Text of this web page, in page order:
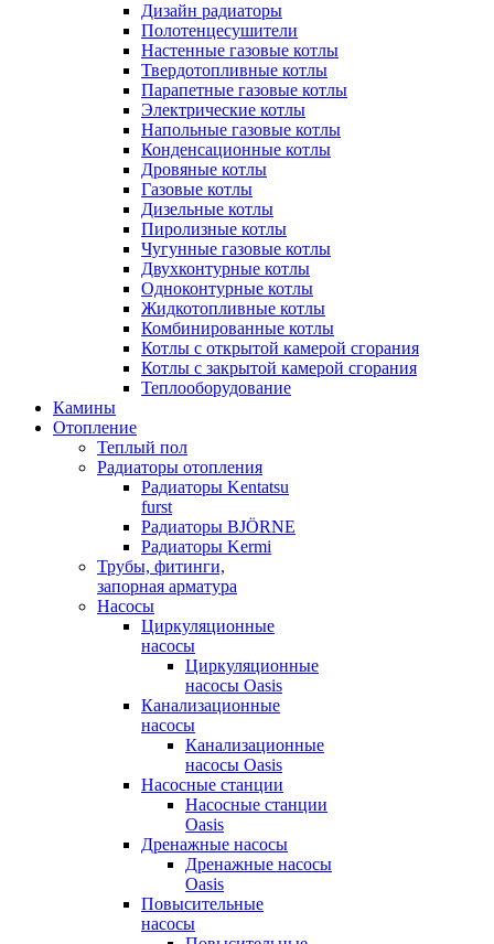
Дизайн радиаторы
Полотенцесушители
Настенные газовые котлы
Твердотопливные котлы
Парапетные газовые котлы
Электрические котлы
Напольные газовые котлы
Конденсационные котлы
Дровяные котлы
Газовые котлы
Дизельные котлы
Пиролизные котлы
Чугунные газовые котлы
Двухконтурные котлы
Одноконтурные котлы
Жидкотопливные котлы
Комбинированные котлы
Котлы с открытой камерой сгорания
Котлы с закрытой камерой сгорания
Теплооборудование
Камины
Отопление
Теплый пол
Радиаторы отопления
Радиаторы Kentatsu
furst
Радиаторы BJÖRNE
Радиаторы Kermi
Трубы, фитинги,
запорная арматура
Насосы
Циркуляционные
насосы
Циркуляционные
насосы Oasis
Канализационные
насосы
Канализационные
насосы Oasis
Насосные станции
Насосные станции
Oasis
Дренажные насосы
Дренажные насосы
Oasis
Повысительные
насосы